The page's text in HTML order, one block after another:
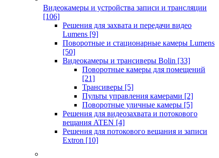
Видеокамеры и устройства записи и трансляции
[106]
Решения для захвата и передачи видео
Lumens [9]
Поворотные и стационарные камеры Lumens
[50]
Видеокамеры и трансиверы Bolin [33]
Поворотные камеры для помещений
[21]
Трансиверы [5]
Пульты управления камерами [2]
Поворотные уличные камеры [5]
Решения для видеозахвата и потокового
вещания ATEN [4]
Решения для потокового вещания и записи
Extron [10]